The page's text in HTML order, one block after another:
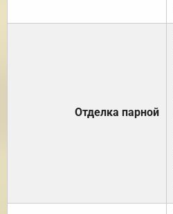
Отделка парной